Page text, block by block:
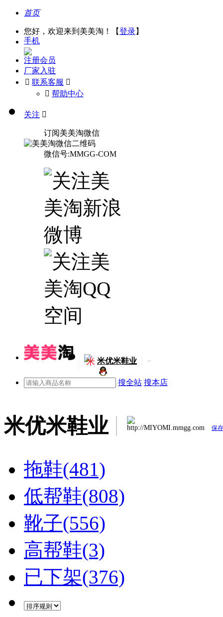
首页
您好，欢迎来到美美淘！【登录】
手机
注册会员
厂家入驻
 联系客服 
󰅃 帮助中心
关注 
订阅美美淘微信
微信号:MMGG-COM
米 米优米鞋业
搜全站 搜本店
米优米鞋业 http://MIYOMI.mmgg.com 保
拖鞋(481)
低帮鞋(808)
靴子(556)
高帮鞋(3)
已下架(376)